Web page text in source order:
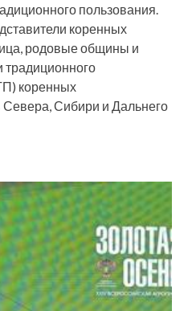
пользования.
коренных
родовые общины и
коренных
Сибири и Дальнего